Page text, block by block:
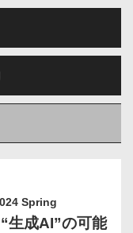
Spring
生成AI”の可能